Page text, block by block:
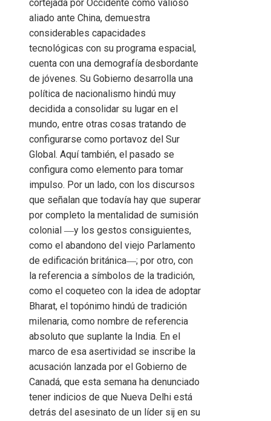
cortejada por Occidente como valioso
aliado ante China, demuestra
considerables capacidades
tecnológicas con su programa espacial,
cuenta con una demografía desbordante
de jóvenes. Su Gobierno desarrolla una
política de nacionalismo hindú muy
decidida a consolidar su lugar en el
mundo, entre otras cosas tratando de
configurarse como portavoz del Sur
Global. Aquí también, el pasado se
configura como elemento para tomar
impulso. Por un lado, con los discursos
que señalan que todavía hay que superar
por completo la mentalidad de sumisión
colonial ―y los gestos consiguientes,
como el abandono del viejo Parlamento
de edificación británica―; por otro, con
la referencia a símbolos de la tradición,
como el coqueteo con la idea de adoptar
Bharat, el topónimo hindú de tradición
milenaria, como nombre de referencia
absoluto que suplante la India. En el
marco de esa asertividad se inscribe la
acusación lanzada por el Gobierno de
Canadá, que esta semana ha denunciado
tener indicios de que Nueva Delhi está
detrás del asesinato de un líder sij en su